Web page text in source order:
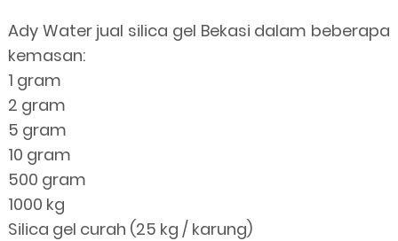
Ady Water jual silica gel Bekasi dalam beberapa
kemasan:
1 gram
2 gram
5 gram
10 gram
500 gram
1000 kg
Silica gel curah (25 kg / karung)